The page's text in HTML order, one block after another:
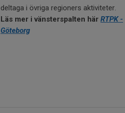
deltaga i övriga regioners aktiviteter.
Läs mer i vänsterspalten här RTPK -
Göteborg